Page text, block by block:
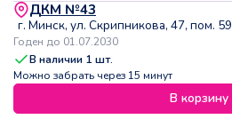
ДКМ №43
г. Минск, ул. Скрипникова, 47, пом. 59
Годен до 01.07.2030
В наличии 1 шт.
Можно забрать через 15 минут
В корзину